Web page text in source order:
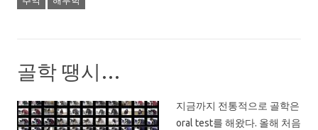
골학 땡시…
지금까지 전통적으로 골학은
oral test를 해왔다. 올해 처음